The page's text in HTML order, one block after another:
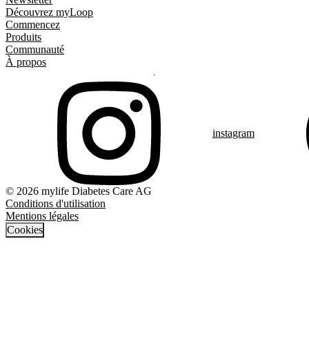
Découvrez myLoop
Commencez
Produits
Communauté
À propos
instagram
© 2026 mylife Diabetes Care AG
Conditions d'utilisation
Mentions légales
Cookies